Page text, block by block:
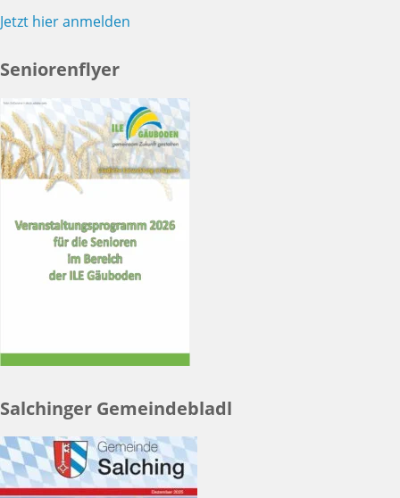
Jetzt hier anmelden
Seniorenflyer
Salchinger Gemeindebladl